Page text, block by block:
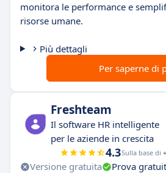
monitora le performance e
risorse umane.
Più dettagli
Per saperne di
Freshteam
Il software HR intelligente
per le aziende in crescita
4.3Sulla base di
Versione gratuita Prova